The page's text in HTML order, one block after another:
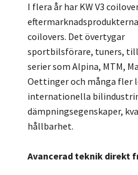
I flera år har KW V3
coilovers. Det övertygar
sportbilsförare, tuners,
serier som Alpina, MTM,
Oettinger och många fler
internationella
dämpningsegenskaper,
hållbarhet.
Avancerad teknik direkt